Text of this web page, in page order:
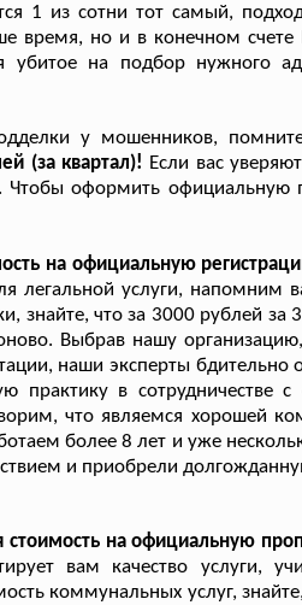
1 из сотни тот самый,
время, но и в конечном счете
на подбор нужного
у мошенников,
(за квартал)! Если вас
оформить официальную
на официальную
легальной услуги,
что за 3000 рублей за
Выбрав нашу
наши эксперты
практику в сотрудничестве
что являемся хорошей
более 8 лет и уже
и приобрели
стоимость на официальную
вам качество услуги,
коммунальных услуг,